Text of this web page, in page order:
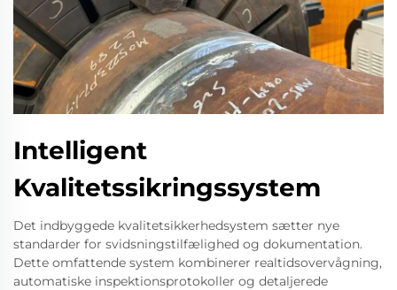
Intelligent
Kvalitetssikringssystem
Det indbyggede kvalitetsikkerhedsystem sætter nye
standarder for svidsningstilfælighed og dokumentation.
Dette omfattende system kombinerer realtidsovervågning,
automatiske inspektionsprotokoller og detaljerede